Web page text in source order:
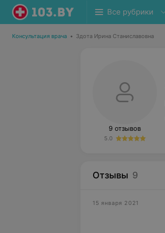
Все рубрики
Консультация врача • Здота Ирина Станиславовна
9 отзывов
5.0
Отзывы 9
15 января 2021